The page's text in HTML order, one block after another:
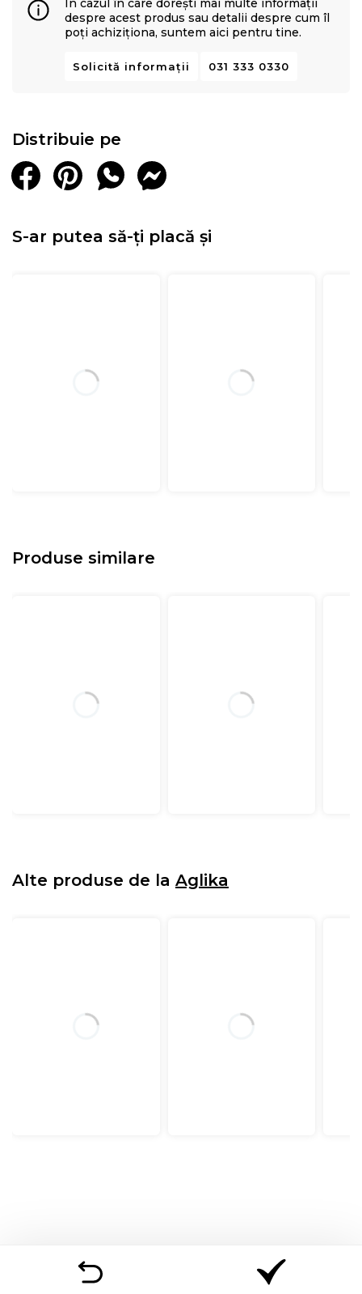
despre acest produs sau detalii despre cum îl
poți achiziționa, suntem aici pentru tine.
Solicită informații 031 333 0330
Distribuie pe
S-ar putea să-ți placă și
Produse similare
Alte produse de la Aglika